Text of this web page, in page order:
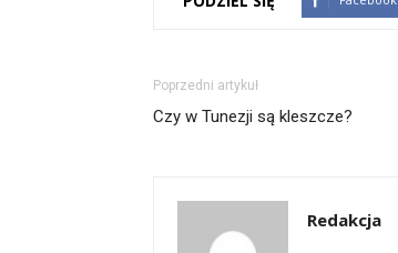
Poprzedni artykuł
Czy w Tunezji są kleszcze?
Redakcja